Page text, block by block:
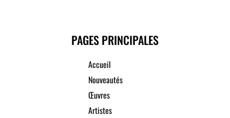
PAGES PRINCIPALES
Accueil
Nouveautés
Œuvres
Artistes